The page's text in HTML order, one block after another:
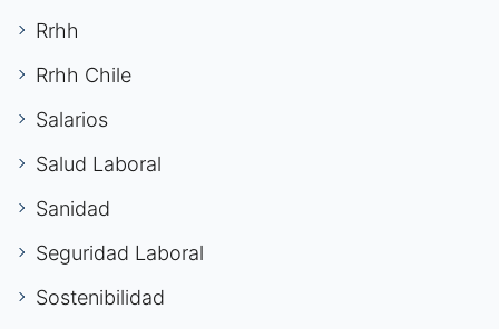
Rrhh
Rrhh Chile
Salarios
Salud Laboral
Sanidad
Seguridad Laboral
Sostenibilidad